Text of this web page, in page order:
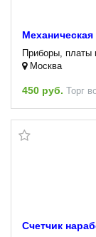
Приборы, платы
Москва
450 руб. Торг
Счетчик